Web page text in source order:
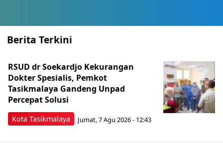
Berita Terkini
Kota Tasikmalaya
RSUD dr Soekardjo Kekurangan
Dokter Spesialis, Pemkot
Tasikmalaya Gandeng Unpad
Percepat Solusi
Jumat, 7 Agu 2026 - 12:43